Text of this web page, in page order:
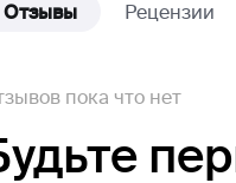
Отзывы Рецензии
пока что нет